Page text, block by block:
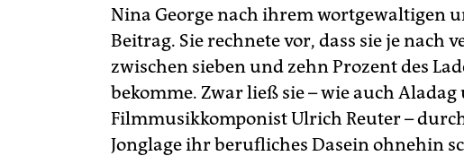
Nina George nach ihrem wortgewaltigen
Beitrag. Sie rechnete vor, dass sie je nach
zwischen sieben und zehn Prozent des
bekomme. Zwar ließ sie – wie auch
Filmmusikkomponist Ulrich Reuter –
Jonglage ihr berufliches Dasein ohnehin